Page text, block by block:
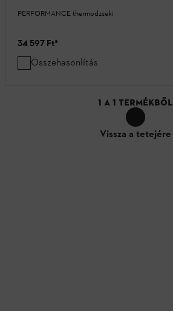
PERFORMANCE thermodzseki
34 597 Ft*
Összehasonlítás
1 A 1 TERMÉKBŐL
Vissza a tetejére